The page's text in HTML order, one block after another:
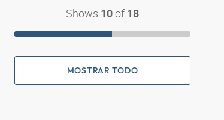
Shows 10 of 18
MOSTRAR TODO